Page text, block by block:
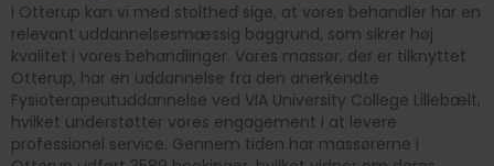
I Otterup kan vi med stolthed sige, at vores behandler har en
relevant uddannelsesmæssig baggrund, som sikrer høj
kvalitet i vores behandlinger. Vores massør, der er tilknyttet
Otterup, har en uddannelse fra den anerkendte
Fysioterapeutuddannelse ved VIA University College Lillebælt,
hvilket understøtter vores engagement i at levere
professionel service. Gennem tiden har massørerne i